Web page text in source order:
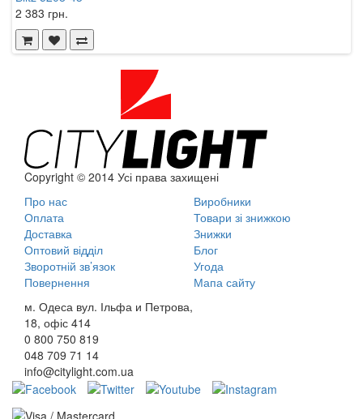
2 383 грн.
Copyright © 2014 Усі права захищені
Про нас
Оплата
Доставка
Оптовий відділ
Зворотній зв’язок
Повернення
Виробники
Товари зі знижкою
Знижки
Блог
Угода
Мапа сайту
м. Одеса вул. Ільфа и Петрова,
18, офіс 414
0 800 750 819
048 709 71 14
info@citylight.com.ua